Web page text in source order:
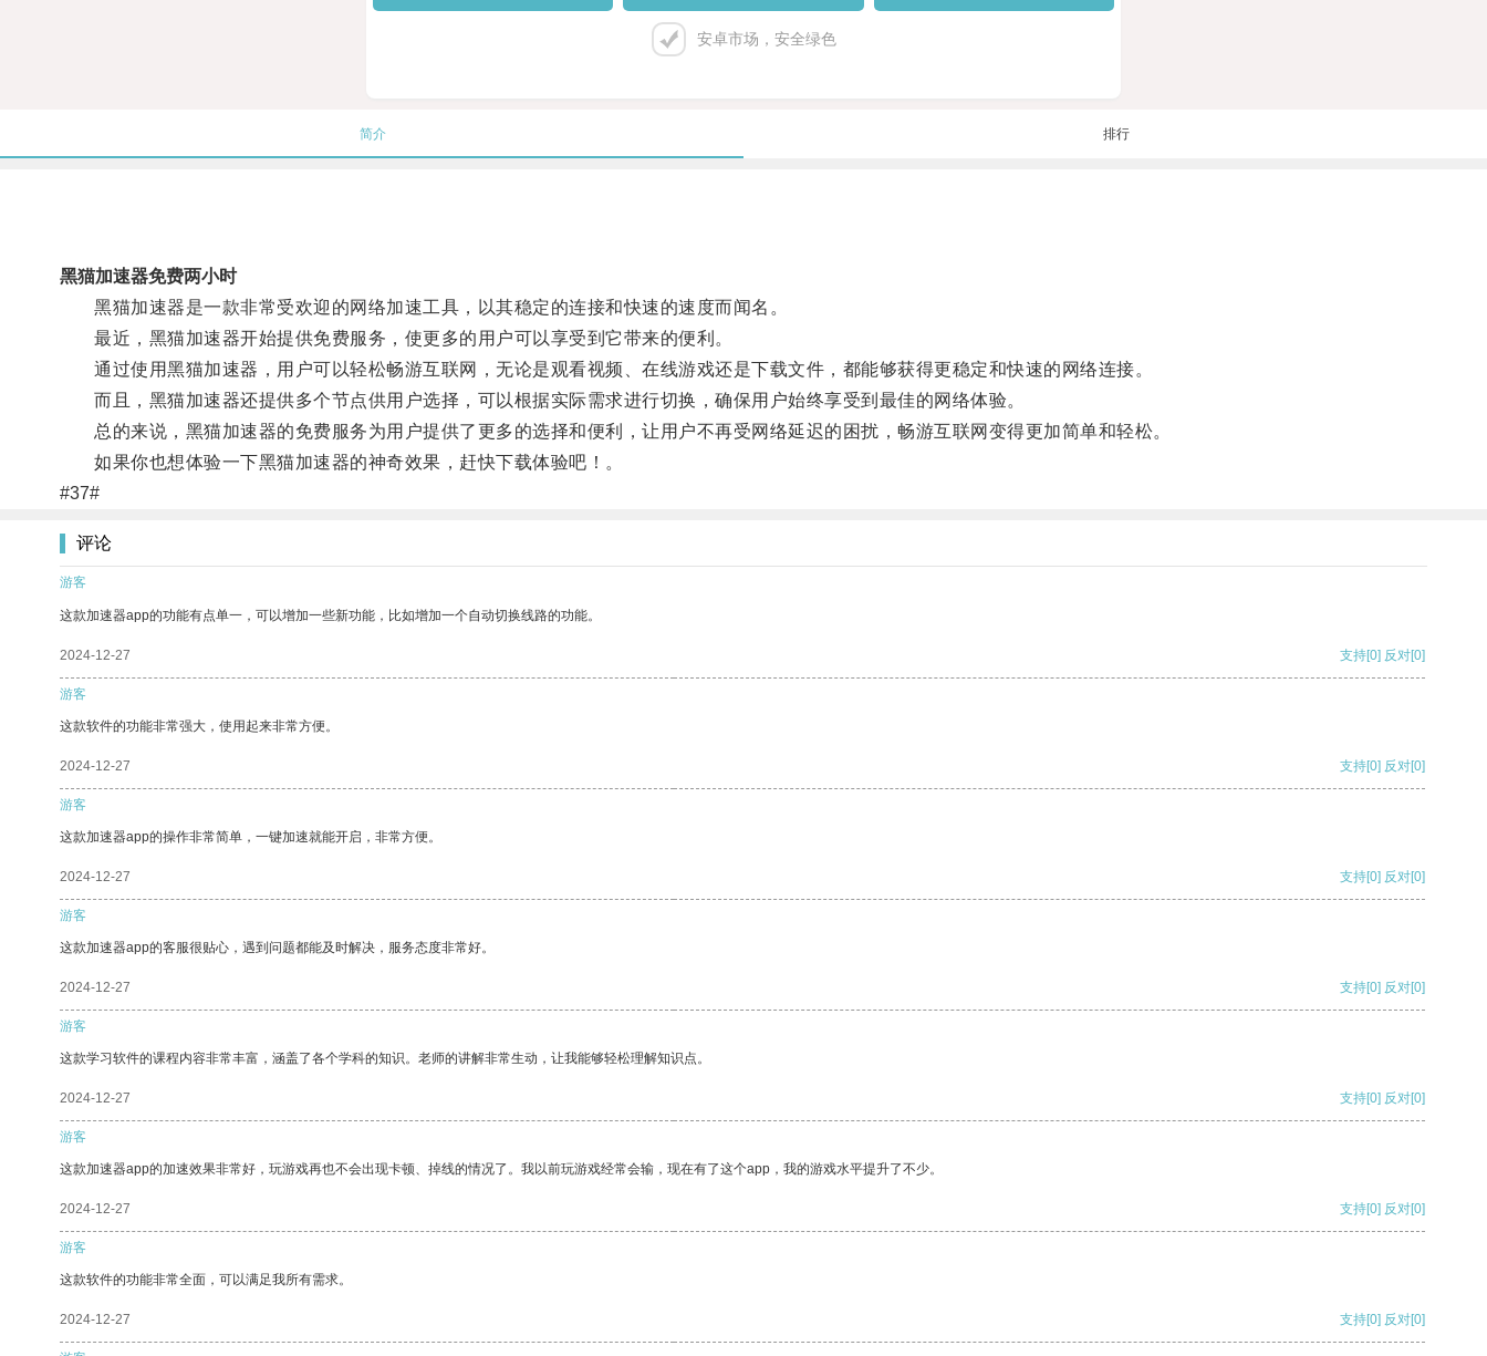
安卓市场，安全绿色
简介 排行
黑猫加速器免费两小时
黑猫加速器是一款非常受欢迎的网络加速工具，以其稳定的连接和快速的速度而闻名。
最近，黑猫加速器开始提供免费服务，使更多的用户可以享受到它带来的便利。
通过使用黑猫加速器，用户可以轻松畅游互联网，无论是观看视频、在线游戏还是下载文件，都能够获得更稳定和快速的网络连接。
而且，黑猫加速器还提供多个节点供用户选择，可以根据实际需求进行切换，确保用户始终享受到最佳的网络体验。
总的来说，黑猫加速器的免费服务为用户提供了更多的选择和便利，让用户不再受网络延迟的困扰，畅游互联网变得更加简单和轻松。
如果你也想体验一下黑猫加速器的神奇效果，赶快下载体验吧！。
#37#
评论
游客
这款加速器app的功能有点单一，可以增加一些新功能，比如增加一个自动切换线路的功能。
2024-12-27 支持[0] 反对[0]
游客
这款软件的功能非常强大，使用起来非常方便。
2024-12-27 支持[0] 反对[0]
游客
这款加速器app的操作非常简单，一键加速就能开启，非常方便。
2024-12-27 支持[0] 反对[0]
游客
这款加速器app的客服很贴心，遇到问题都能及时解决，服务态度非常好。
2024-12-27 支持[0] 反对[0]
游客
这款学习软件的课程内容非常丰富，涵盖了各个学科的知识。老师的讲解非常生动，让我能够轻松理解知识点。
2024-12-27 支持[0] 反对[0]
游客
这款加速器app的加速效果非常好，玩游戏再也不会出现卡顿、掉线的情况了。我以前玩游戏经常会输，现在有了这个app，我的游戏水平提升了不少。
2024-12-27 支持[0] 反对[0]
游客
这款软件的功能非常全面，可以满足我所有需求。
2024-12-27 支持[0] 反对[0]